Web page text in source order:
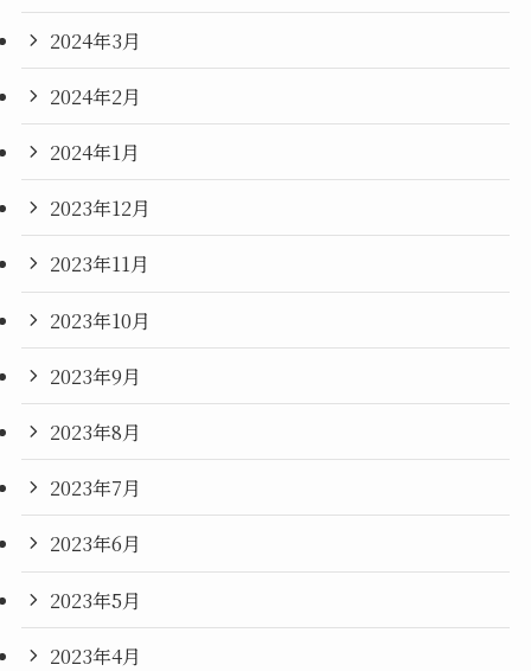
2024年3月
2024年2月
2024年1月
2023年12月
2023年11月
2023年10月
2023年9月
2023年8月
2023年7月
2023年6月
2023年5月
2023年4月